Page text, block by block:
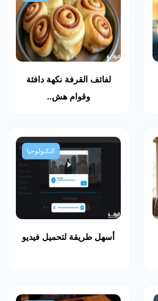
لفائف القرفة نكهة دافئة
وقوام هش..
التكنولوجيا
أسهل طريقة لتحميل فيديو